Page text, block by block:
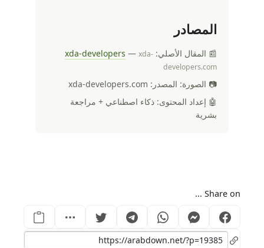
المصادر
📰 المقال الأصلي: xda-developers — xda-
developers.com
📷 الصورة: المصدر: xda-developers.com
🤖 إعداد المحتوى: ذكاء اصطناعي + مراجعة
بشرية
Share on ...